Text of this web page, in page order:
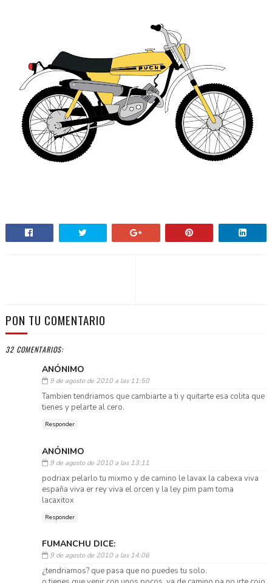
PON TU COMENTARIO
32 COMENTARIOS:
ANÓNIMO
9 de agosto de 2010 a las 11:50
Tambien tendriamos que cambiarte a ti y quitarte esa colita que
tienes y pelarte al cero.
Responder
ANÓNIMO
9 de agosto de 2010 a las 13:11
podriax pelarlo tu mixmo y de camino le lavax la cabexa viva
españa viva er rey viva el orcen y la ley pim pam toma
lacaxitox
Responder
FUMANCHU DICE:
9 de agosto de 2010 a las 14:06
¿tendriamos? que pasa que no puedes tu solo.